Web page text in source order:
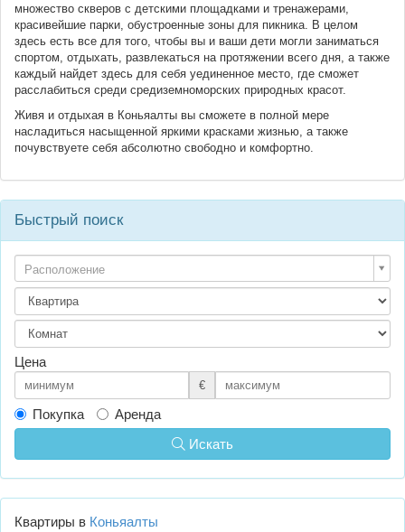
множество скверов с детскими площадками и тренажерами,
красивейшие парки, обустроенные зоны для пикника. В целом
здесь есть все для того, чтобы вы и ваши дети могли заниматься
спортом, отдыхать, развлекаться на протяжении всего дня, а также
каждый найдет здесь для себя уединенное место, где сможет
расслабиться среди средиземноморских природных красот.
Живя и отдыхая в Коньяалты вы сможете в полной мере
насладиться насыщенной яркими красками жизнью, а также
почувствуете себя абсолютно свободно и комфортно.
Быстрый поиск
Расположение
Цена
€
Покупка
Аренда
Искать
Квартиры в Коньяалты